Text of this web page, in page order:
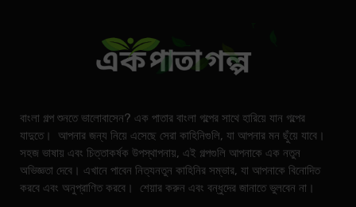
বাংলা গল্প শুনতে ভালোবাসেন? এক পাতার বাংলা গল্পের সাথে হারিয়ে যান গল্পের
যাদুতে। আপনার জন্য নিয়ে এসেছে সেরা কাহিনিগুলি, যা আপনার মন ছুঁয়ে যাবে।
সহজ ভাষায় এবং চিত্তাকর্ষক উপস্থাপনায়, এই গল্পগুলি আপনাকে এক নতুন
অভিজ্ঞতা দেবে। এখানে পাবেন নিত্যনতুন কাহিনির সম্ভার, যা আপনাকে বিনোদিত
করবে এবং অনুপ্রাণিত করবে। শেয়ার করুন এবং বন্ধুদের জানাতে ভুলবেন না।